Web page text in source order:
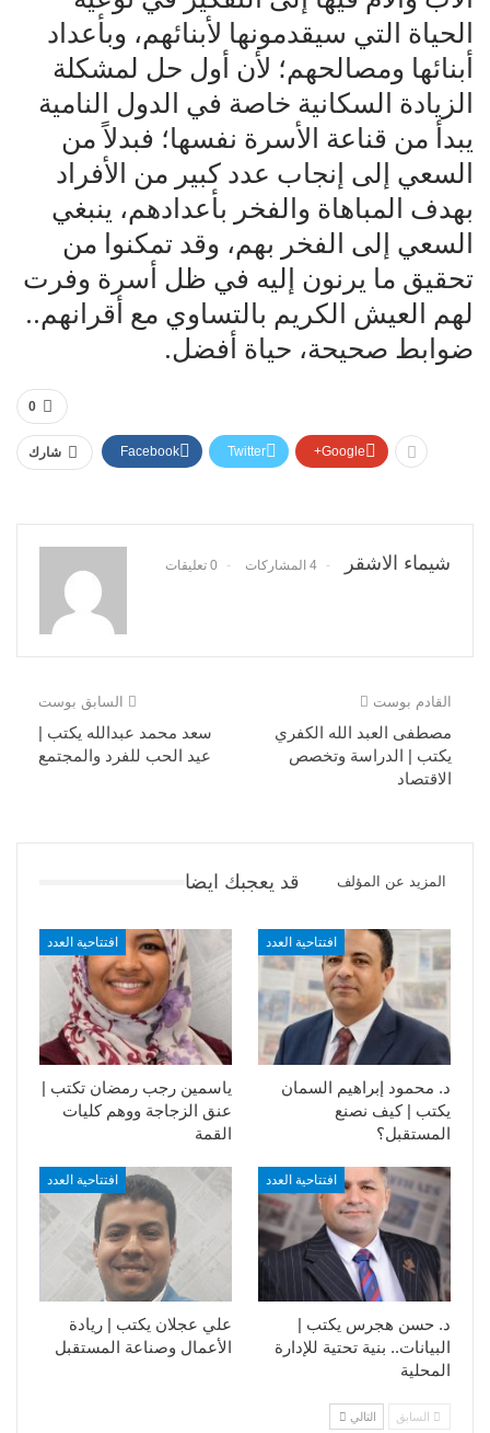
الحياة التي سيقدمونها لأبنائهم، وبأعداد
أبنائها ومصالحهم؛ لأن أول حل لمشكلة
الزيادة السكانية خاصة في الدول النامية
يبدأ من قناعة الأسرة نفسها؛ فبدلاً من
السعي إلى إنجاب عدد كبير من الأفراد
بهدف المباهاة والفخر بأعدادهم، ينبغي
السعي إلى الفخر بهم، وقد تمكنوا من
تحقيق ما يرنون إليه في ظل أسرة وفرت
لهم العيش الكريم بالتساوي مع أقرانهم..
ضوابط صحيحة، حياة أفضل.
0
شارك Facebook Twitter Google+
شيماء الاشقر 4 المشاركات 0 تعليقات
السابق بوست
سعد محمد عبدالله يكتب |
عيد الحب للفرد والمجتمع
القادم بوست
مصطفى العبد الله الكفري
يكتب | الدراسة وتخصص
الاقتصاد
قد يعجبك ايضا المزيد عن المؤلف
افتتاحية العدد
ياسمين رجب رمضان تكتب |
عنق الزجاجة ووهم كليات
القمة
افتتاحية العدد
د. محمود إبراهيم السمان
يكتب | كيف نصنع
المستقبل؟
افتتاحية العدد
علي عجلان يكتب | ريادة
الأعمال وصناعة المستقبل
افتتاحية العدد
د. حسن هجرس يكتب |
البيانات.. بنية تحتية للإدارة
المحلية
السابق التالي